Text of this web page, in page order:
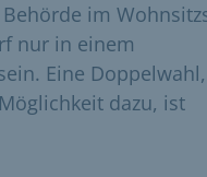
im
nur in einem
Eine Doppelwahl,
dazu, ist